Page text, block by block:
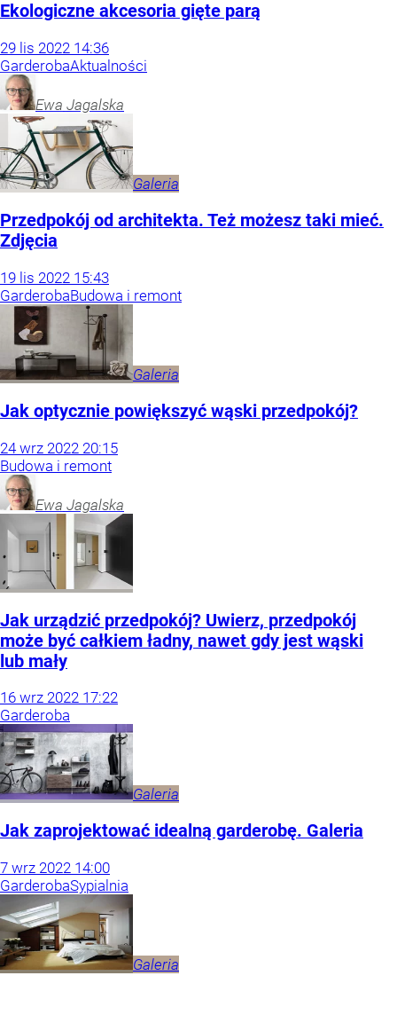
Ekologiczne akcesoria gięte parą
29 lis 2022 14:36
GarderobaAktualności
Ewa Jagalska
Galeria
Przedpokój od architekta. Też możesz taki mieć.
Zdjęcia
19 lis 2022 15:43
GarderobaBudowa i remont
Galeria
Jak optycznie powiększyć wąski przedpokój?
24 wrz 2022 20:15
Budowa i remont
Ewa Jagalska
Jak urządzić przedpokój? Uwierz, przedpokój
może być całkiem ładny, nawet gdy jest wąski
lub mały
16 wrz 2022 17:22
Garderoba
Galeria
Jak zaprojektować idealną garderobę. Galeria
7 wrz 2022 14:00
GarderobaSypialnia
Galeria